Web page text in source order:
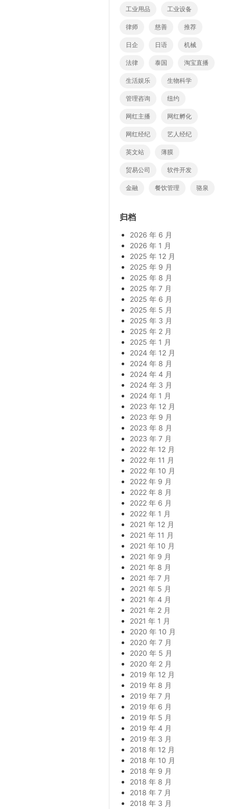
工业用品 工业设备
律师 慈善 推荐
日企 日语 机械
法律 泰国 淘宝直播
生活娱乐 生物科学
管理咨询 纽约
网红主播 网红孵化
网红经纪 艺人经纪
英文站 薄膜
贸易公司 软件开发
金融 餐饮管理 骆泉
归档
2026 年 6 月
2026 年 1 月
2025 年 12 月
2025 年 9 月
2025 年 8 月
2025 年 7 月
2025 年 6 月
2025 年 5 月
2025 年 3 月
2025 年 2 月
2025 年 1 月
2024 年 12 月
2024 年 8 月
2024 年 4 月
2024 年 3 月
2024 年 1 月
2023 年 12 月
2023 年 9 月
2023 年 8 月
2023 年 7 月
2022 年 12 月
2022 年 11 月
2022 年 10 月
2022 年 9 月
2022 年 8 月
2022 年 6 月
2022 年 1 月
2021 年 12 月
2021 年 11 月
2021 年 10 月
2021 年 9 月
2021 年 8 月
2021 年 7 月
2021 年 5 月
2021 年 4 月
2021 年 2 月
2021 年 1 月
2020 年 10 月
2020 年 7 月
2020 年 5 月
2020 年 2 月
2019 年 12 月
2019 年 8 月
2019 年 7 月
2019 年 6 月
2019 年 5 月
2019 年 4 月
2019 年 3 月
2018 年 12 月
2018 年 10 月
2018 年 9 月
2018 年 8 月
2018 年 7 月
2018 年 3 月